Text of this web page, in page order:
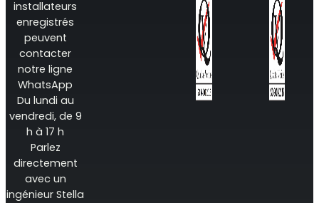
installateurs
enregistrés
peuvent
contacter
notre ligne
WhatsApp
Du lundi au
vendredi, de 9
h à 17 h
Parlez
directement
avec un
ingénieur Stella